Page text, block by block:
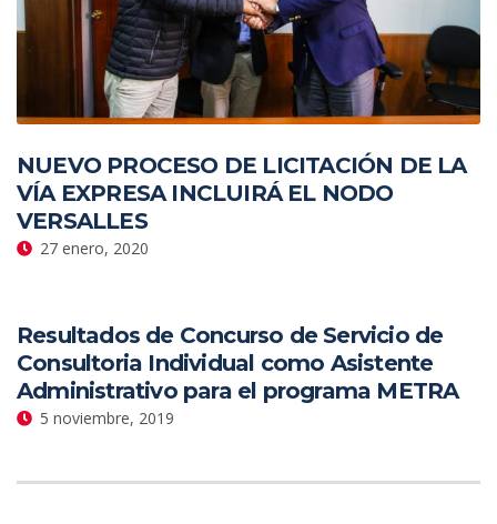
NUEVO PROCESO DE LICITACIÓN DE LA
VÍA EXPRESA INCLUIRÁ EL NODO
VERSALLES
27 enero, 2020
Resultados de Concurso de Servicio de
Consultoria Individual como Asistente
Administrativo para el programa METRA
5 noviembre, 2019